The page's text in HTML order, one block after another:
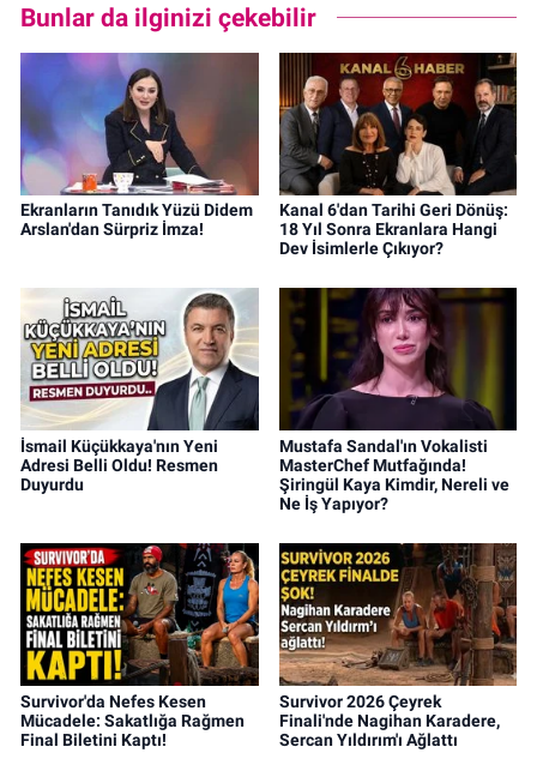
Bunlar da ilginizi çekebilir
Ekranların Tanıdık Yüzü Didem
Arslan'dan Sürpriz İmza!
Kanal 6'dan Tarihi Geri Dönüş:
18 Yıl Sonra Ekranlara Hangi
Dev İsimlerle Çıkıyor?
İsmail Küçükkaya'nın Yeni
Adresi Belli Oldu! Resmen
Duyurdu
Mustafa Sandal'ın Vokalisti
MasterChef Mutfağında!
Şiringül Kaya Kimdir, Nereli ve
Ne İş Yapıyor?
Survivor'da Nefes Kesen
Mücadele: Sakatlığa Rağmen
Final Biletini Kaptı!
Survivor 2026 Çeyrek
Finali'nde Nagihan Karadere,
Sercan Yıldırım'ı Ağlattı